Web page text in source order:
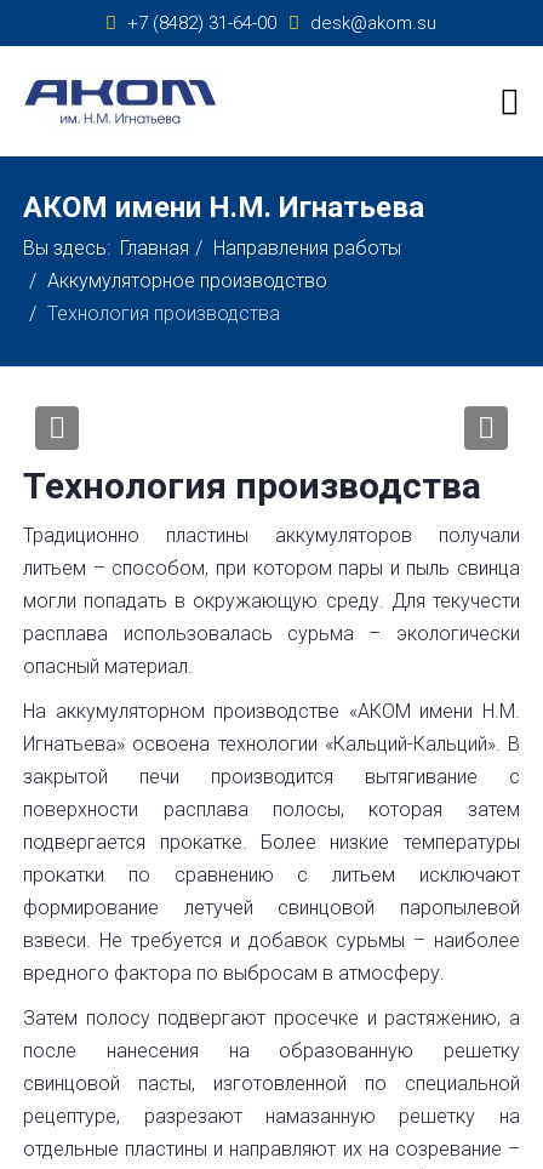
+7 (8482) 31-64-00 desk@akom.su
АКОМ имени Н.М. Игнатьева
Вы здесь: Главная
Направления работы
Аккумуляторное производство
Технология производства
Технология производства
Традиционно пластины аккумуляторов получали
литьем – способом, при котором пары и пыль свинца
могли попадать в окружающую среду. Для текучести
расплава использовалась сурьма – экологически
опасный материал.
На аккумуляторном производстве «АКОМ имени Н.М.
Игнатьева» освоена технологии «Кальций-Кальций». В
закрытой печи производится вытягивание с
поверхности расплава полосы, которая затем
подвергается прокатке. Более низкие температуры
прокатки по сравнению с литьем исключают
формирование летучей свинцовой паропылевой
взвеси. Не требуется и добавок сурьмы – наиболее
вредного фактора по выбросам в атмосферу.
Затем полосу подвергают просечке и растяжению, а
после нанесения на образованную решетку
свинцовой пасты, изготовленной по специальной
рецептуре, разрезают намазанную решетку на
отдельные пластины и направляют их на созревание –